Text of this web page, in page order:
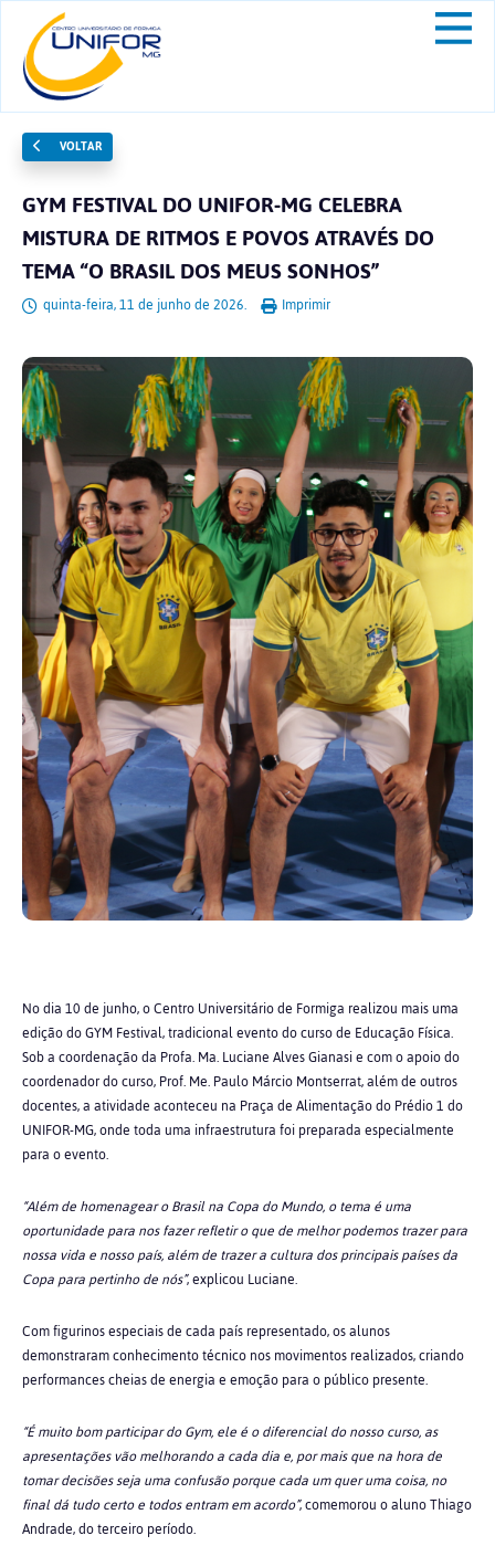
VOLTAR
GYM FESTIVAL DO UNIFOR-MG CELEBRA
MISTURA DE RITMOS E POVOS ATRAVÉS DO
TEMA “O BRASIL DOS MEUS SONHOS”
quinta-feira, 11 de junho de 2026. Imprimir
No dia 10 de junho, o Centro Universitário de Formiga realizou mais uma
edição do GYM Festival, tradicional evento do curso de Educação Física.
Sob a coordenação da Profa. Ma. Luciane Alves Gianasi e com o apoio do
coordenador do curso, Prof. Me. Paulo Márcio Montserrat, além de outros
docentes, a atividade aconteceu na Praça de Alimentação do Prédio 1 do
UNIFOR-MG, onde toda uma infraestrutura foi preparada especialmente
para o evento.
“Além de homenagear o Brasil na Copa do Mundo, o tema é uma
oportunidade para nos fazer refletir o que de melhor podemos trazer para
nossa vida e nosso país, além de trazer a cultura dos principais países da
Copa para pertinho de nós”, explicou Luciane.
Com figurinos especiais de cada país representado, os alunos
demonstraram conhecimento técnico nos movimentos realizados, criando
performances cheias de energia e emoção para o público presente.
“É muito bom participar do Gym, ele é o diferencial do nosso curso, as
apresentações vão melhorando a cada dia e, por mais que na hora de
tomar decisões seja uma confusão porque cada um quer uma coisa, no
final dá tudo certo e todos entram em acordo”, comemorou o aluno Thiago
Andrade, do terceiro período.